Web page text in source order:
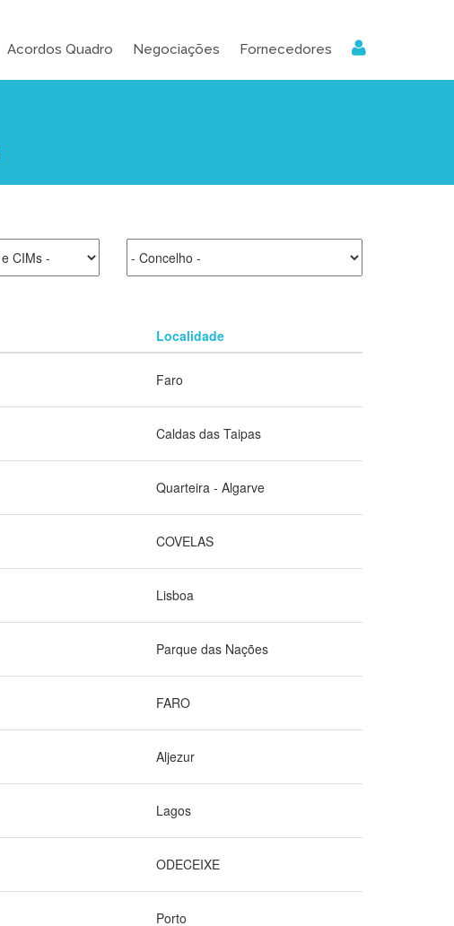
Acordos Quadro Negociações Fornecedores
Localidade
Faro
Caldas das Taipas
Quarteira - Algarve
COVELAS
Lisboa
Parque das Nações
FARO
Aljezur
Lagos
ODECEIXE
Porto